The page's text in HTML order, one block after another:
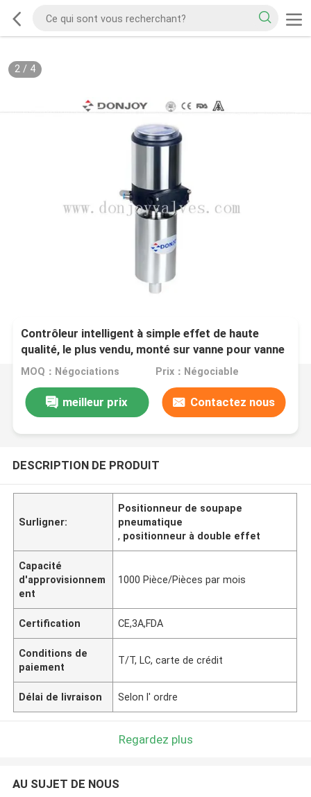
2/ 4
Contrôleur intelligent à simple effet de haute
qualité, le plus vendu, monté sur vanne pour vanne
de régulation
MOQ：Négociations Prix：Négociable
meilleur prix Contactez nous
DESCRIPTION DE PRODUIT
Surligner:
Positionneur de soupape
pneumatique
, positionneur à double effet
Capacité
d'approvisionnem
ent
1000 Pièce/Pièces par mois
Certification CE,3A,FDA
Conditions de
paiement
T/T, LC, carte de crédit
Délai de livraison Selon l' ordre
Regardez plus
AU SUJET DE NOUS